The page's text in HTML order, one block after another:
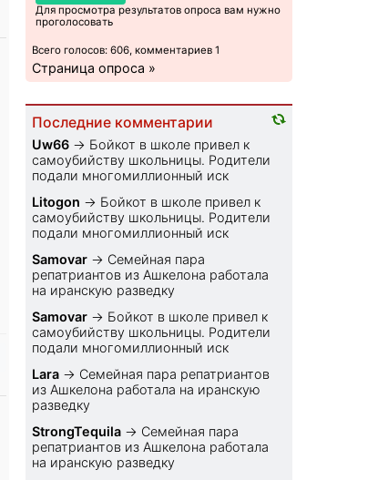
Для просмотра результатов опроса вам нужно
проголосовать
Всего голосов: 606, комментариев 1
Страница опроса »
Последние комментарии
Uw66 → Бойкот в школе привел к
самоубийству школьницы. Родители
подали многомиллионный иск
Litogon → Бойкот в школе привел к
самоубийству школьницы. Родители
подали многомиллионный иск
Samovar → Семейная пара
репатриантов из Ашкелона работала
на иранскую разведку
Samovar → Бойкот в школе привел к
самоубийству школьницы. Родители
подали многомиллионный иск
Lara → Семейная пара репатриантов
из Ашкелона работала на иранскую
разведку
StrongTequila → Семейная пара
репатриантов из Ашкелона работала
на иранскую разведку